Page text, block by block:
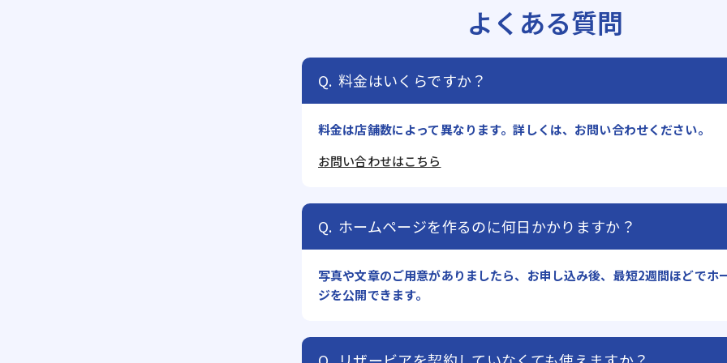
よくある質問
料金はいくらですか？
料金は店舗数によって異なります。詳しくは、お問い合わせください。
お問い合わせはこちら
ホームページを作るのに何日かかりますか？
写真や文章のご用意がありましたら、お申し込み後、最短2週間ほどでホ
ジを公開できます。